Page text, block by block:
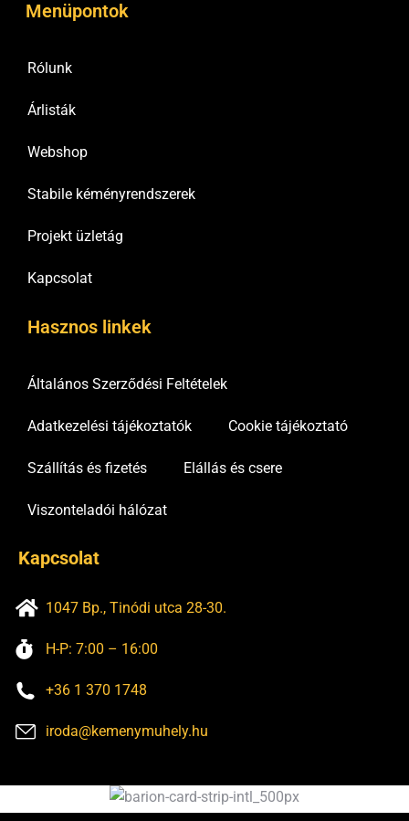
Menüpontok
Rólunk
Árlisták
Webshop
Stabile kéményrendszerek
Projekt üzletág
Kapcsolat
Hasznos linkek
Általános Szerződési Feltételek
Adatkezelési tájékoztatók Cookie tájékoztató
Szállítás és fizetés Elállás és csere
Viszonteladói hálózat
Kapcsolat
1047 Bp., Tinódi utca 28-30.
H-P: 7:00 – 16:00
+36 1 370 1748
iroda@kemenymuhely.hu